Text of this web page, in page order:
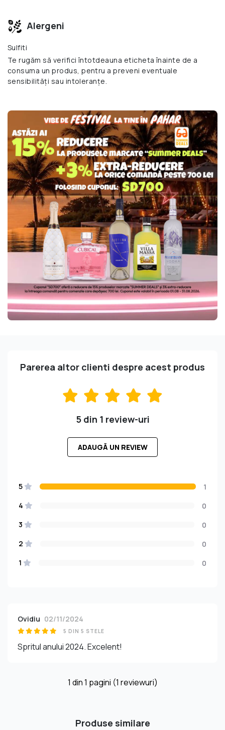
Alergeni
Sulfiti
Te rugăm să verifici întotdeauna eticheta înainte de a
consuma un produs, pentru a preveni eventuale
sensibilități sau intoleranțe.
Parerea altor clienti despre acest produs
5 din 1 review-uri
ADAUGĂ UN REVIEW
5
1
4
0
3
0
2
0
1
0
Ovidiu 02/11/2024
5 DIN 5 STELE
Spritul anului 2024. Excelent!
1 din1 pagini (1 reviewuri)
Produse similare